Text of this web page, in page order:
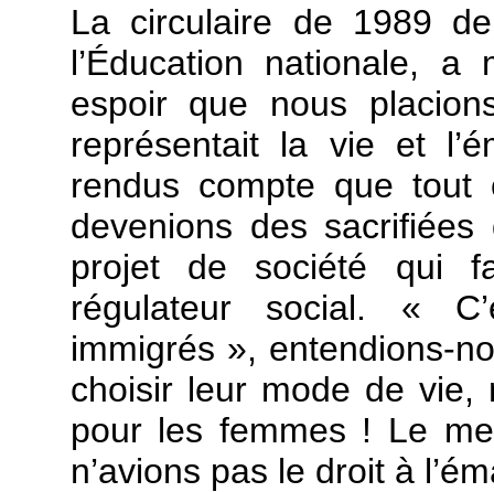
La circulaire de 1989
l’Éducation nationale, a
espoir que nous
représentait la vie et
rendus compte que tout
devenions des sacrifiées
projet de société qui
régulateur social. «
immigrés », entendions-
choisir leur mode de
pour les femmes ! Le
n’avions pas le droit à